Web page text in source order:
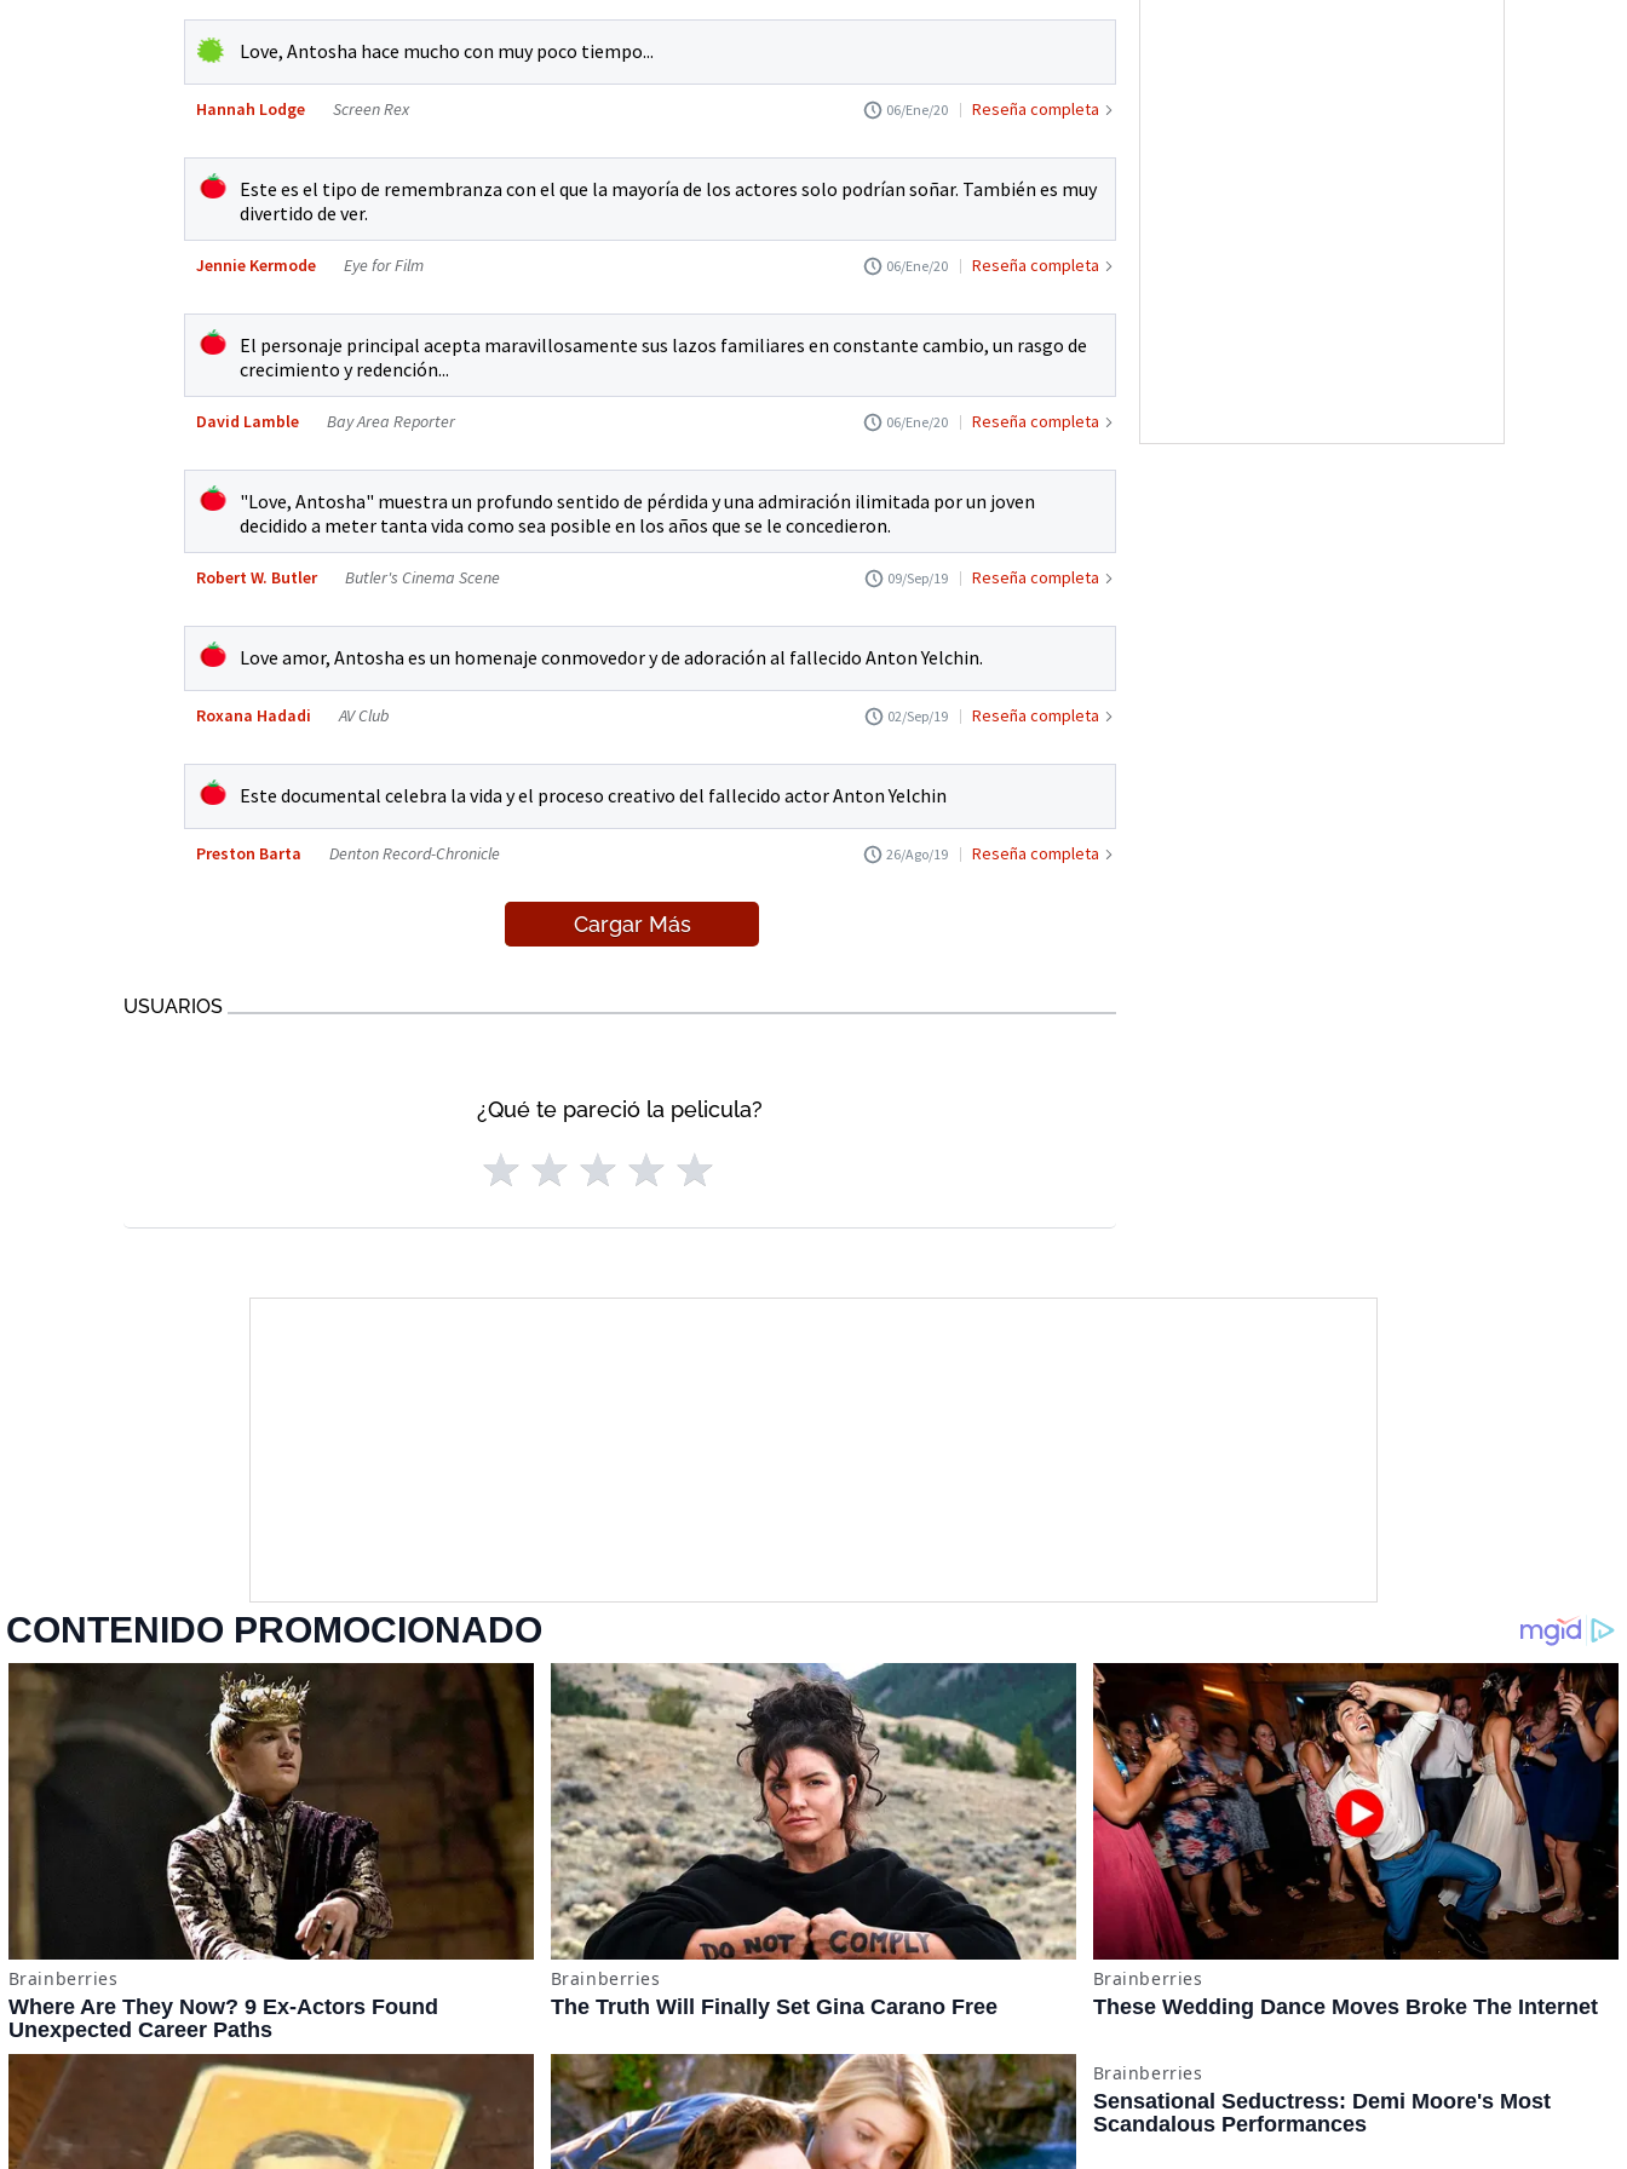
Love, Antosha hace mucho con muy poco tiempo...
Hannah Lodge Screen Rex 06/Ene/20 Reseña completa
Este es el tipo de remembranza con el que la mayoría de los actores solo podrían soñar. También es muy
divertido de ver.
Jennie Kermode Eye for Film 06/Ene/20 Reseña completa
El personaje principal acepta maravillosamente sus lazos familiares en constante cambio, un rasgo de
crecimiento y redención...
David Lamble Bay Area Reporter 06/Ene/20 Reseña completa
"Love, Antosha" muestra un profundo sentido de pérdida y una admiración ilimitada por un joven
decidido a meter tanta vida como sea posible en los años que se le concedieron.
Robert W. Butler Butler's Cinema Scene 09/Sep/19 Reseña completa
Love amor, Antosha es un homenaje conmovedor y de adoración al fallecido Anton Yelchin.
Roxana Hadadi AV Club 02/Sep/19 Reseña completa
Este documental celebra la vida y el proceso creativo del fallecido actor Anton Yelchin
Preston Barta Denton Record-Chronicle 26/Ago/19 Reseña completa
Cargar Más
USUARIOS
¿Qué te pareció la pelicula?